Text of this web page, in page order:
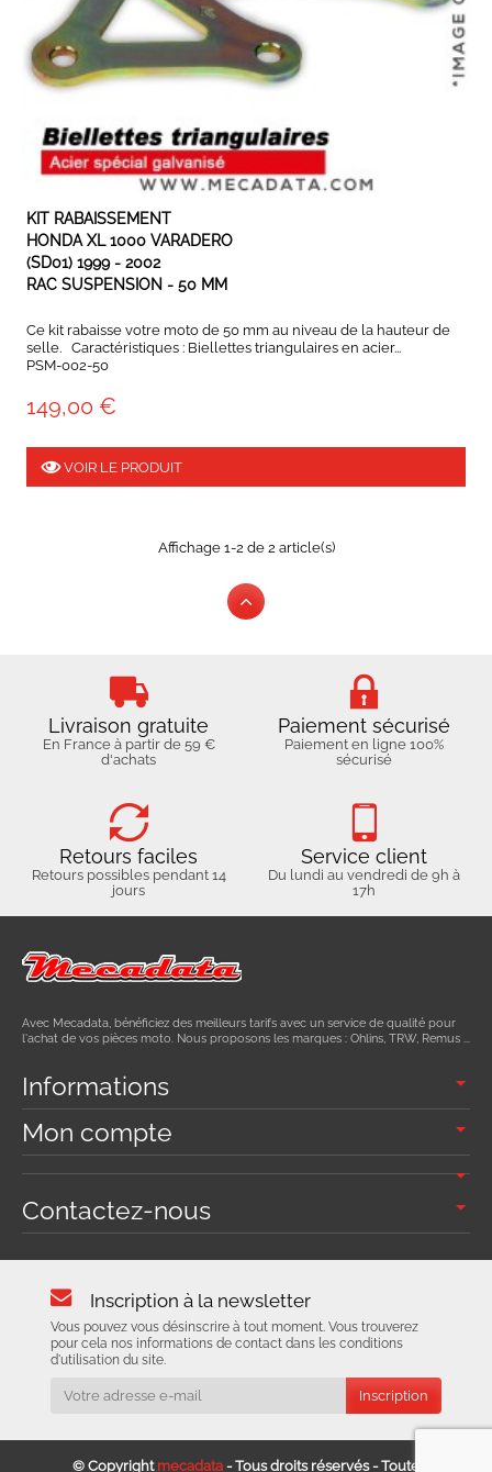
EXPÉDIÉ SOUS 3 À 5 JOURS OUVRÉS
KIT RABAISSEMENT
HONDA XL 1000 VARADERO
(SD01) 1999 - 2002
RAC SUSPENSION - 50 MM
Ce kit rabaisse votre moto de 50 mm au niveau de la hauteur de
selle. Caractéristiques : Biellettes triangulaires en acier...
PSM-002-50
149,00 €
VOIR LE PRODUIT
Affichage 1-2 de 2 article(s)
Livraison gratuite
En France à partir de 59 €
d'achats
Paiement sécurisé
Paiement en ligne 100%
sécurisé
Retours faciles
Retours possibles pendant 14
jours
Service client
Du lundi au vendredi de 9h à
17h
Avec Mecadata, bénéficiez des meilleurs tarifs avec un service de qualité pour
l'achat de vos pièces moto. Nous proposons les marques : Ohlins, TRW, Remus ...
Informations
Mon compte
Contactez-nous
Inscription à la newsletter
Vous pouvez vous désinscrire à tout moment. Vous trouverez
pour cela nos informations de contact dans les conditions
d'utilisation du site.
© Copyright mecadata - Tous droits réservés - Toute